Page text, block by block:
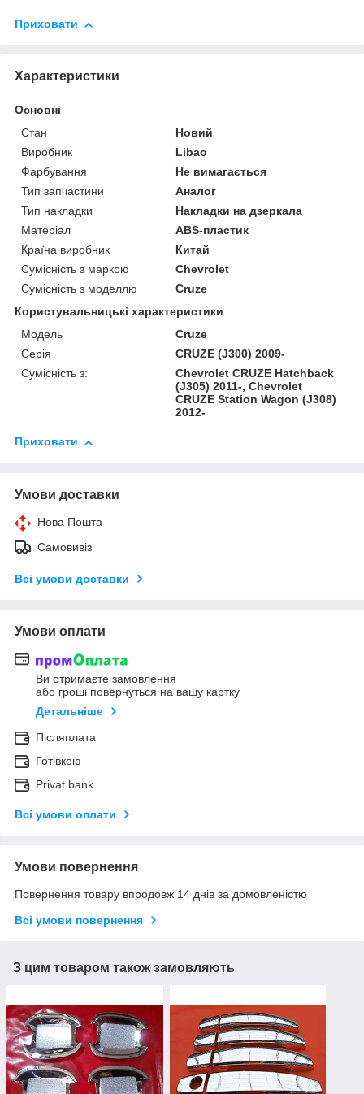
Приховати
Характеристики
Основні
Стан
Новий
Виробник
Libao
Фарбування
Не вимагається
Тип запчастини
Аналог
Тип накладки
Накладки на дзеркала
Матеріал
ABS-пластик
Країна виробник
Китай
Сумісність з маркою
Chevrolet
Сумісність з моделлю
Cruze
Користувальницькі характеристики
Модель
Cruze
Серія
CRUZE (J300) 2009-
Сумісність з:
Chevrolet CRUZE Hatchback
(J305) 2011-, Chevrolet
CRUZE Station Wagon (J308)
2012-
Приховати
Умови доставки
Нова Пошта
Самовивіз
Всі умови доставки
Умови оплати
Ви отримаєте замовлення
або гроші повернуться на вашу картку
Детальніше
Післяплата
Готівкою
Privat bank
Всі умови оплати
Умови повернення
Повернення товару впродовж 14 днів за домовленістю
Всі умови повернення
З цим товаром також замовляють